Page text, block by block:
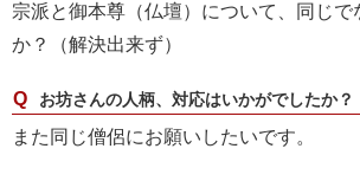
宗派と御本尊（仏壇）について、同じで
か？（解決出来ず）
お坊さんの人柄、対応はいかがでしたか？
また同じ僧侶にお願いしたいです。